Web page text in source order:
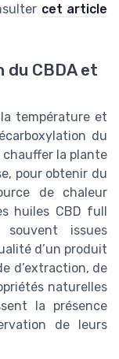
cet article
CBDA et
température et
du
chauffer la plante
pour obtenir du
de chaleur
huiles CBD full
issues
d’un produit
d’extraction, de
naturelles
la présence
de leurs